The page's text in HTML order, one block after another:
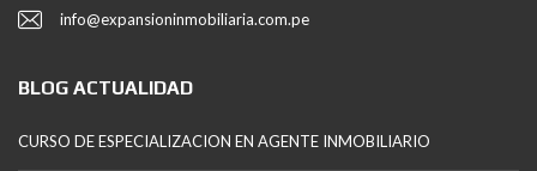
info@expansioninmobiliaria.com.pe
BLOG ACTUALIDAD
CURSO DE ESPECIALIZACION EN AGENTE INMOBILIARIO